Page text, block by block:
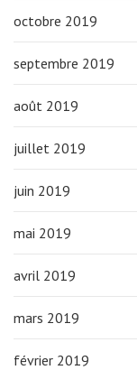
octobre 2019
septembre 2019
août 2019
juillet 2019
juin 2019
mai 2019
avril 2019
mars 2019
février 2019